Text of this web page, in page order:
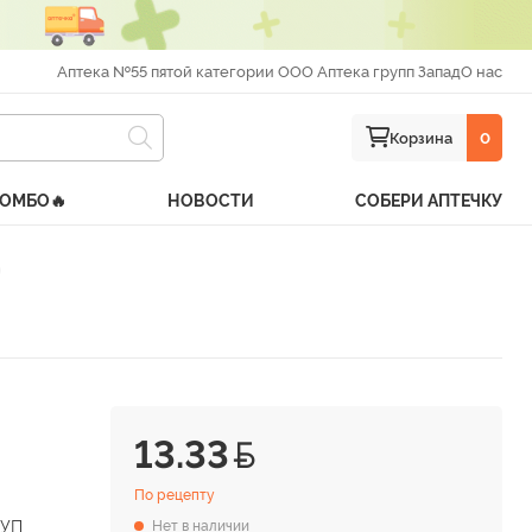
Аптека №55 пятой категории ООО Аптека групп ЗападО нас
Корзина 0
НОВОСТИ СОБЕРИ АПТЕЧКУ
13.33
По рецепту
Нет в наличии